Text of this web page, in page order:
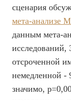
сценария
мета-анализе
данным мета-
исследований,
отсроченной
немедленной -
значимо,